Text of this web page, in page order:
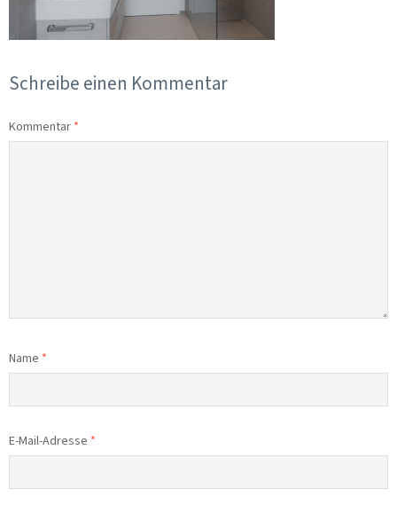
Schreibe einen Kommentar
Kommentar *
Name *
E-Mail-Adresse *